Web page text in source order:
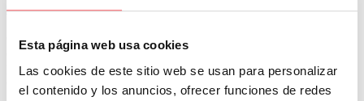
Esta página web usa cookies
Las cookies de este sitio web se usan para personalizar
el contenido y los anuncios, ofrecer funciones de redes
03 Jul:Cojines llamativos y frescos para este verano
Clara Vidal nos presenta esta temporada ideas baratas para tener una
casa perfecta. Complementos originales y muy vistosos que
permiten dar un toque de color a sofás, butacas y camas. Con la
elegancia que siempre caracteriza a esta firma española.